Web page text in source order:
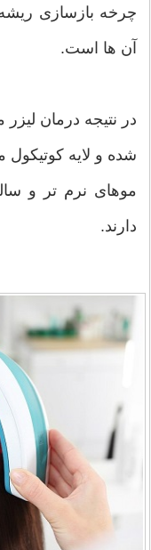
چرخه بازسازی
آن ها است.
در نتیجه درمان
شده و لایه
موهای نرم تر و
دارند.